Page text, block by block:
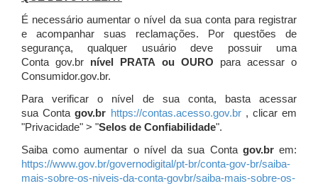
É necessário aumentar o nível da sua conta para registrar
e acompanhar suas reclamações. Por questões de
segurança, qualquer usuário deve possuir uma
Conta gov.br nível PRATA ou OURO para acessar o
Consumidor.gov.br.
Para verificar o nível de sua conta, basta acessar
sua Contagov.br https://contas.acesso.gov.br, clicar em
"Privacidade" > "Selos de Confiabilidade".
Saiba como aumentar o nível da sua Conta gov.brem:
https://www.gov.br/governodigital/pt-br/conta-gov-br/saiba-
mais-sobre-os-niveis-da-conta-govbr/saiba-mais-sobre-os-